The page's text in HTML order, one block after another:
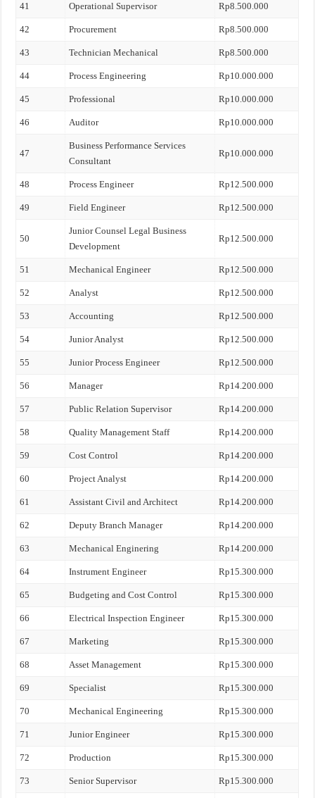
41 Operational Supervisor Rp8.500.000
42 Procurement Rp8.500.000
43 Technician Mechanical Rp8.500.000
44 Process Engineering Rp10.000.000
45 Professional Rp10.000.000
46 Auditor Rp10.000.000
47
Business Performance Services
Consultant
Rp10.000.000
48 Process Engineer Rp12.500.000
49 Field Engineer Rp12.500.000
50
Junior Counsel Legal Business
Development
Rp12.500.000
51 Mechanical Engineer Rp12.500.000
52 Analyst Rp12.500.000
53 Accounting Rp12.500.000
54 Junior Analyst Rp12.500.000
55 Junior Process Engineer Rp12.500.000
56 Manager Rp14.200.000
57 Public Relation Supervisor Rp14.200.000
58 Quality Management Staff Rp14.200.000
59 Cost Control Rp14.200.000
60 Project Analyst Rp14.200.000
61 Assistant Civil and Architect Rp14.200.000
62 Deputy Branch Manager Rp14.200.000
63 Mechanical Enginering Rp14.200.000
64 Instrument Engineer Rp15.300.000
65 Budgeting and Cost Control Rp15.300.000
66 Electrical Inspection Engineer Rp15.300.000
67 Marketing Rp15.300.000
68 Asset Management Rp15.300.000
69 Specialist Rp15.300.000
70 Mechanical Engineering Rp15.300.000
71 Junior Engineer Rp15.300.000
72 Production Rp15.300.000
73 Senior Supervisor Rp15.300.000